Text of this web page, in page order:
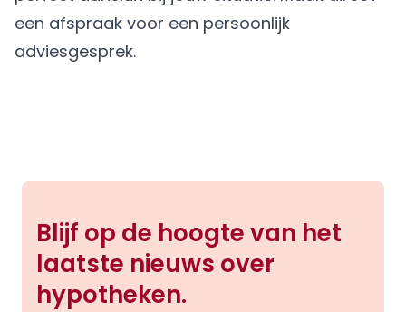
een afspraak voor een persoonlijk
adviesgesprek.
Blijf op de hoogte van het
laatste nieuws over
hypotheken.